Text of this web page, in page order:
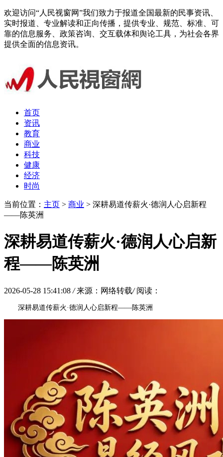
欢迎访问“人民视窗网”我们致力于报道全国最新的民事资讯、
实时报道、专业解读和正向传播，提供专业、规范、标准、可
靠的信息服务、政策咨询、交互载体和舆论工具，为社会各界
提供全面的信息资讯。
首页
资讯
教育
商业
科技
健康
经济
时尚
当前位置： 主页 > 商业 > 深耕易道传薪火·德润人心启新程
——陈英洲
深耕易道传薪火·德润人心启新
程——陈英洲
2026-05-28 15:41:08 / 来源：网络转载/ 阅读：
深耕易道传薪火·德润人心启新程——陈英洲